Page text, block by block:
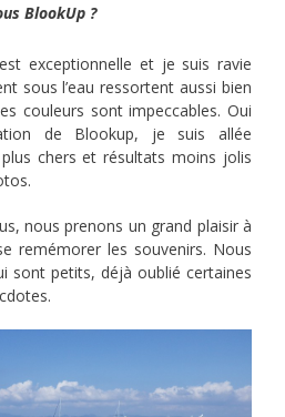
BlookUp ?
exceptionnelle et je suis ravie
sous l’eau ressortent aussi bien
couleurs sont impeccables. Oui
de Blookup, je suis allée
chers et résultats moins jolis
nous prenons un grand plaisir à
remémorer les souvenirs. Nous
sont petits, déjà oublié certaines